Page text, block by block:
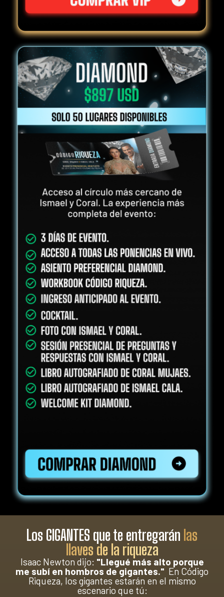
Los GIGANTES que te entregarán las
llaves de la riqueza
Isaac Newton dijo: "Llegué más alto porque
me subí en hombros de gigantes." En Código
Riqueza, los gigantes estarán en el mismo
escenario que tú: